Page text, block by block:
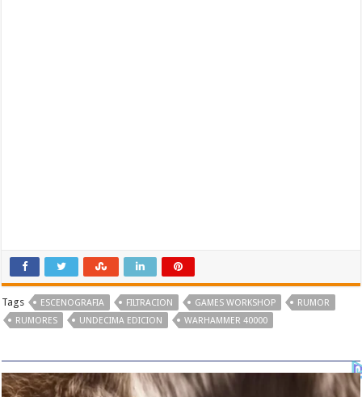
Tags ESCENOGRAFIA FILTRACION GAMES WORKSHOP
RUMOR
RUMORES
UNDECIMA EDICION WARHAMMER 40000